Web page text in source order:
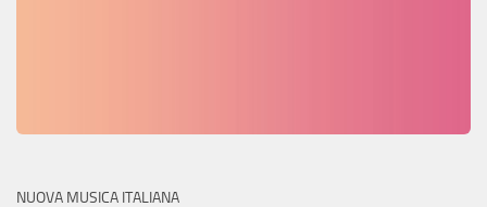
NUOVA MUSICA ITALIANA